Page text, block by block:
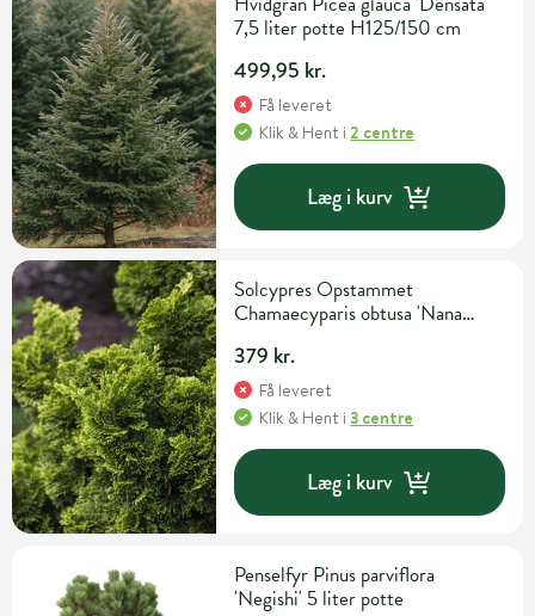
7,5 liter potte H125/150 cm
499,95 kr.
Få leveret
Klik & Hent i2 centre
Læg i kurv
Solcypres Opstammet
Chamaecyparis obtusa 'Nana
379 kr.
Få leveret
Klik & Hent i3 centre
Læg i kurv
Penselfyr Pinus parviflora
'Negishi' 5 liter potte